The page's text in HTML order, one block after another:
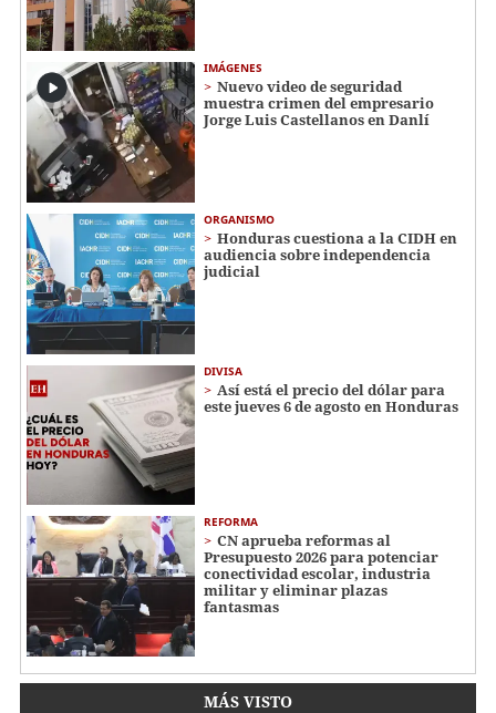
IMÁGENES
Nuevo video de seguridad
muestra crimen del empresario
Jorge Luis Castellanos en Danlí
ORGANISMO
Honduras cuestiona a la CIDH en
audiencia sobre independencia
judicial
DIVISA
Así está el precio del dólar para
este jueves 6 de agosto en Honduras
REFORMA
CN aprueba reformas al
Presupuesto 2026 para potenciar
conectividad escolar, industria
militar y eliminar plazas
fantasmas
MÁS VISTO